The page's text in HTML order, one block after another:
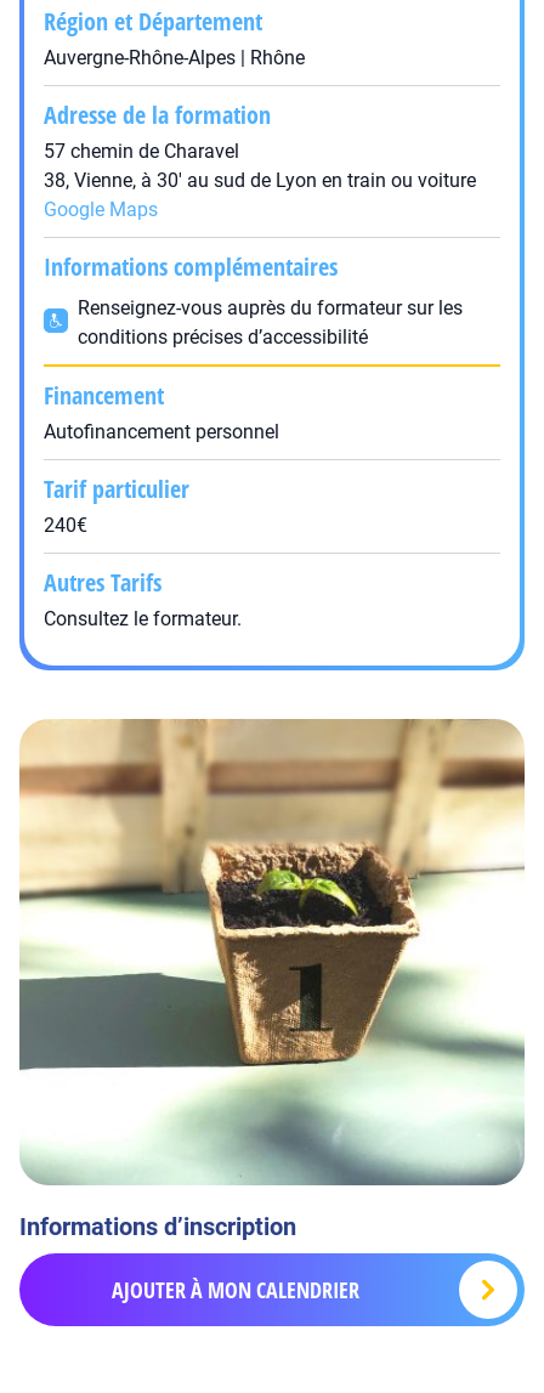
Région et Département
Auvergne-Rhône-Alpes | Rhône
Adresse de la formation
57 chemin de Charavel
38, Vienne, à 30' au sud de Lyon en train ou voiture
Google Maps
Informations complémentaires
Renseignez-vous auprès du formateur sur les
conditions précises d’accessibilité
Financement
Autofinancement personnel
Tarif particulier
240€
Autres Tarifs
Consultez le formateur.
Informations d’inscription
AJOUTER À MON CALENDRIER